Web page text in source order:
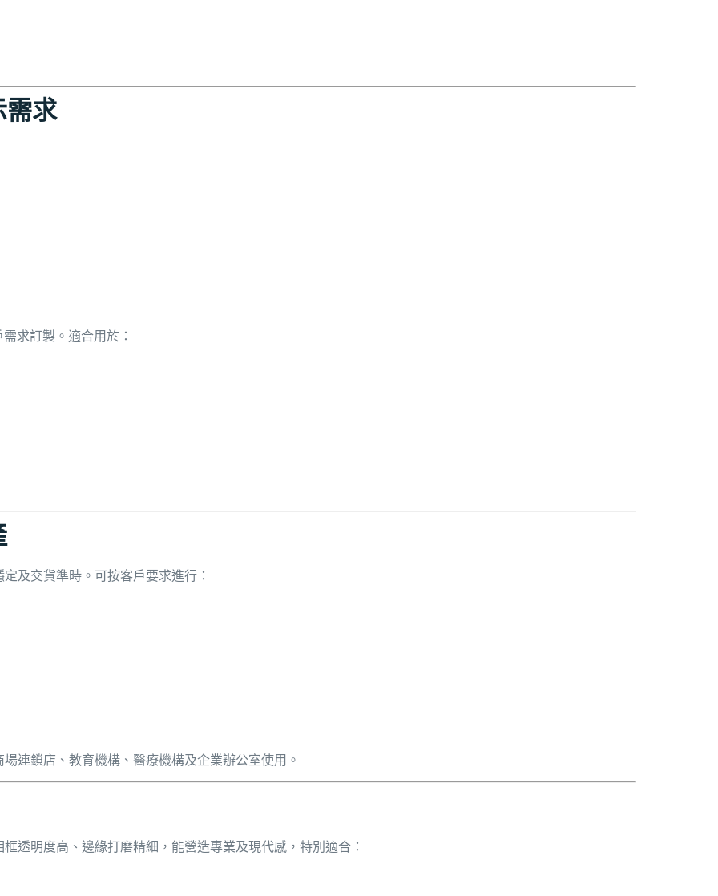
求
求訂製。適合用於：
及交貨準時。可按客戶要求進行：
連鎖店、教育機構、醫療機構及企業辦公室使用。
透明度高、邊緣打磨精細，能營造專業及現代感，特別適合：